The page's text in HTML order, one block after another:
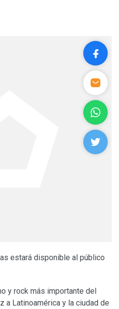
estará disponible al público
y rock más importante del
a Latinoamérica y la ciudad de